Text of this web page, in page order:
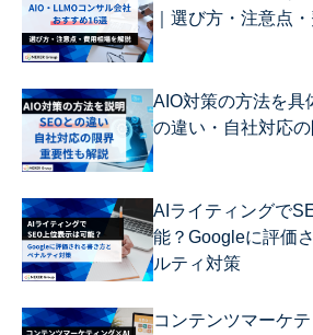
｜選び方・注意点
AIO対策の方法を具
の違い・自社対応
AIライティングで
能？Googleに評価
ルティ対策
コンテンツマーケ